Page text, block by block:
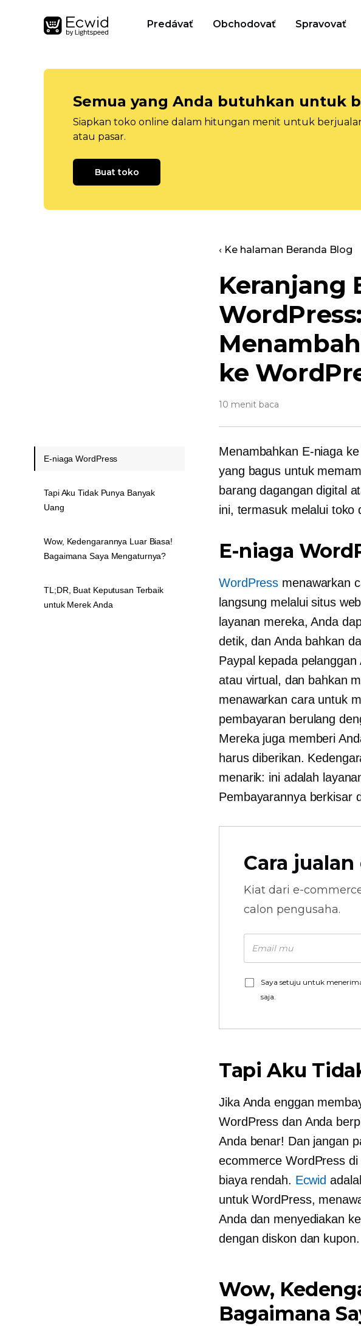
Predávať Obchodovať Spravovať
Semua yang Anda butuhkan untuk
Siapkan toko online dalam hitungan menit untuk berjualan
atau pasar.
Buat toko
‹ Ke halaman Beranda Blog
Keranjang
ke
10 menit baca
Menambahkan E-niaga
yang bagus untuk
barang dagangan digital
ini, termasuk melalui toko
E-niaga
WordPress menawarkan
langsung melalui situs
layanan mereka, Anda
detik, dan Anda bahkan
Paypal kepada
atau virtual, dan bahkan
menawarkan cara untuk
pembayaran berulang
Mereka juga memberi
harus diberikan.
menarik: ini adalah
Pembayarannya berkisar
Cara
Kiat dari e-
calon pengusaha.
Saya setuju untuk
saja.
Tapi Aku
Jika Anda enggan
WordPress dan Anda
Anda benar! Dan jangan
ecommerce WordPress
biaya rendah. Ecwid
untuk WordPress,
Anda dan menyediakan
dengan diskon dan kupon.
Wow,
Bagaimana
E-niaga WordPress
Tapi Aku Tidak Punya Banyak
Uang
Wow, Kedengarannya Luar Biasa!
Bagaimana Saya Mengaturnya?
TL;DR, Buat Keputusan Terbaik
untuk Merek Anda